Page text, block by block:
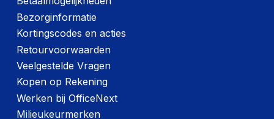
Bezorginformatie
Kortingscodes en acties
Retourvoorwaarden
Veelgestelde Vragen
Kopen op Rekening
Werken bij OfficeNext
Milieukeurmerken